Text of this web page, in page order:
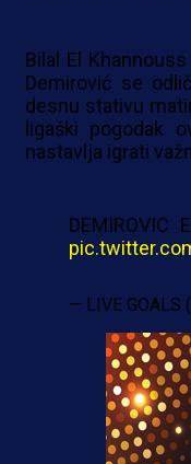
Bilal El
Demirović se
desnu stativu
ligaški pogodak
nastavlja igrati
DEMIROVIC
— LIVE GOALS